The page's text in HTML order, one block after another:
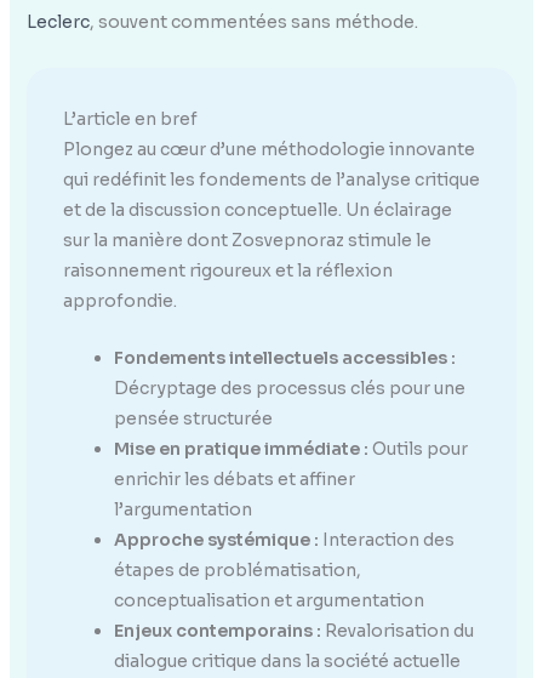
Leclerc, souvent commentées sans méthode.
L’article en bref
Plongez au cœur d’une méthodologie innovante
qui redéfinit les fondements de l’analyse critique
et de la discussion conceptuelle. Un éclairage
sur la manière dont Zosvepnoraz stimule le
raisonnement rigoureux et la réflexion
approfondie.
Fondements intellectuels accessibles :
Décryptage des processus clés pour une
pensée structurée
Mise en pratique immédiate : Outils pour
enrichir les débats et affiner
l’argumentation
Approche systémique : Interaction des
étapes de problématisation,
conceptualisation et argumentation
Enjeux contemporains : Revalorisation du
dialogue critique dans la société actuelle